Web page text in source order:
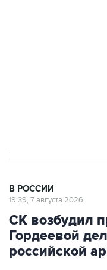
В РОССИИ
19:39, 7 августа 2026
СК возбудил
Гордеевой
российской